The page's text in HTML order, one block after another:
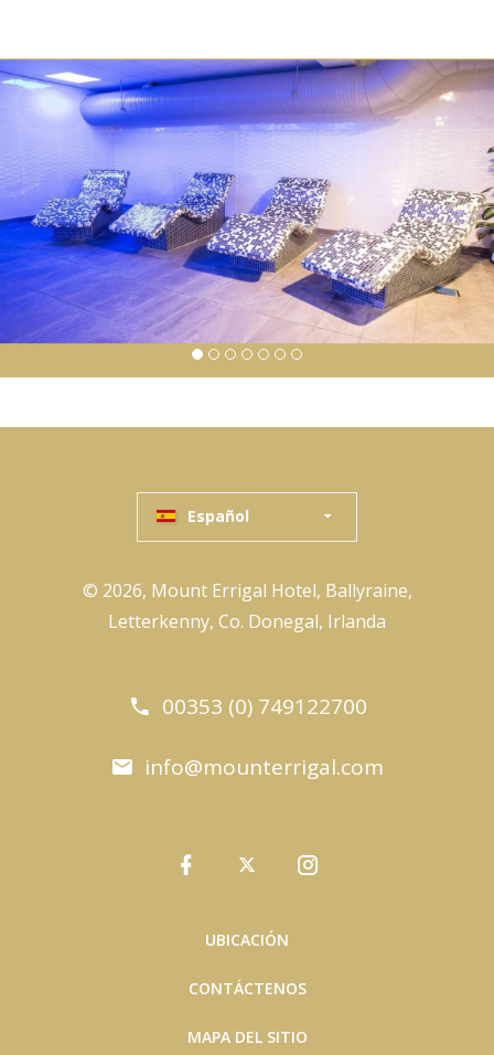
Español
© 2026, Mount Errigal Hotel, Ballyraine,
Letterkenny, Co. Donegal, Irlanda
00353 (0) 749122700
info@mounterrigal.com
UBICACIÓN
CONTÁCTENOS
MAPA DEL SITIO